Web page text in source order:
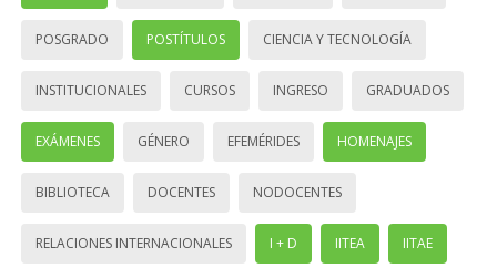
POSGRADO POSTÍTULOS CIENCIA Y TECNOLOGÍA
INSTITUCIONALES CURSOS INGRESO GRADUADOS
EXÁMENES GÉNERO EFEMÉRIDES HOMENAJES
BIBLIOTECA DOCENTES NODOCENTES
RELACIONES INTERNACIONALES I + D IITEA IITAE